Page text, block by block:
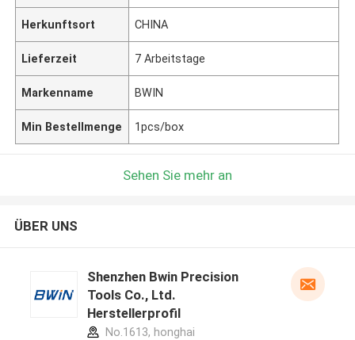
Herkunftsort CHINA
Lieferzeit 7 Arbeitstage
Markenname BWIN
Min Bestellmenge 1pcs/box
Sehen Sie mehr an
ÜBER UNS
Shenzhen Bwin Precision
Tools Co., Ltd.
Herstellerprofil
No.1613, honghai